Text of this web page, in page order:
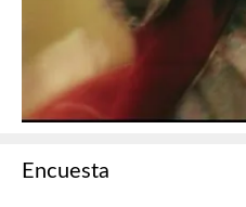
Encuesta